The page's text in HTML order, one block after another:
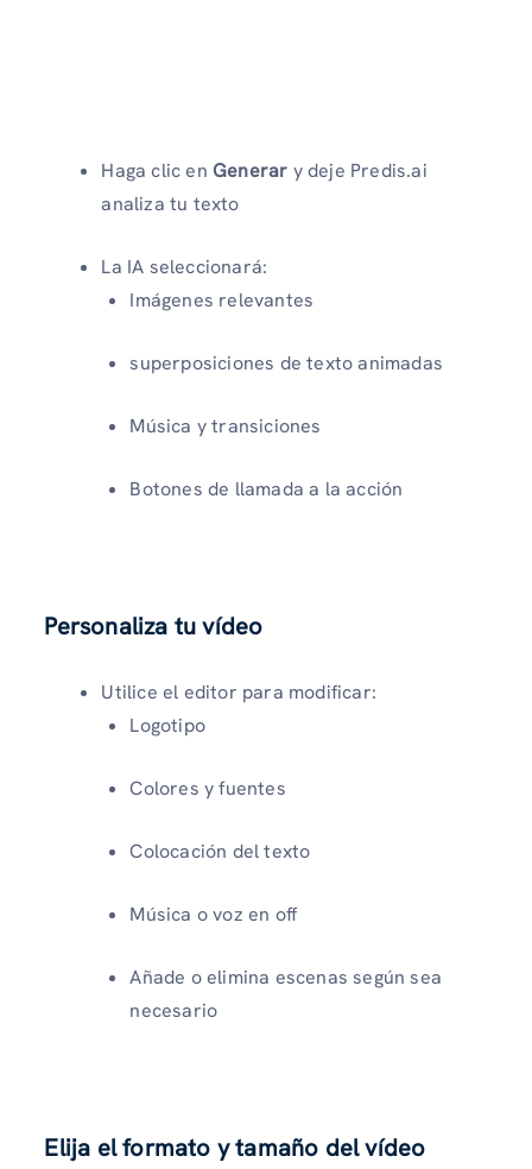
Haga clic en Generar y deje Predis.ai
analiza tu texto
La IA seleccionará:
Imágenes relevantes
superposiciones de texto animadas
Música y transiciones
Botones de llamada a la acción
Personaliza tu vídeo
Utilice el editor para modificar:
Logotipo
Colores y fuentes
Colocación del texto
Música o voz en off
Añade o elimina escenas según sea
necesario
Elija el formato y tamaño del vídeo